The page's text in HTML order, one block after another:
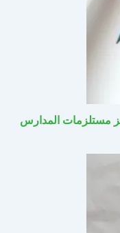
مستلزمات المدارس